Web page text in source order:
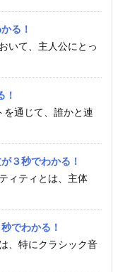
る！
いて、主人公にとっ
！
を通じて、誰かと連
３秒でわかる！
ィティとは、主体
でわかる！
、特にクラシック音